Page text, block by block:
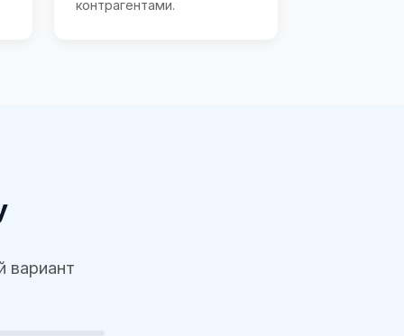
контрагентами.
вариант